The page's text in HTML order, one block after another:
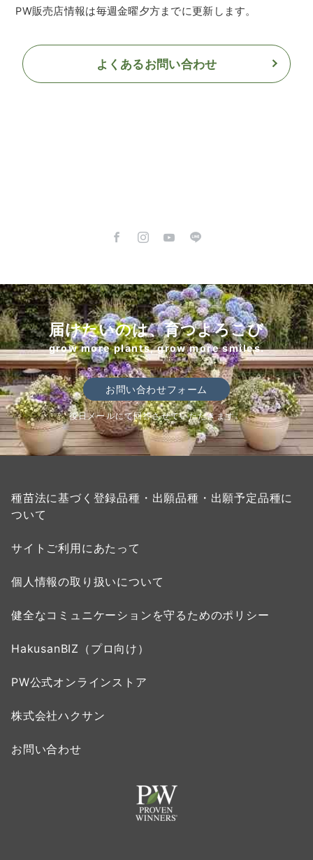
PW販売店情報は毎週金曜夕方までに更新します。
よくあるお問い合わせ
届けたいのは、育つよろこび
grow more plants, grow more smiles.
お問い合わせフォーム
後日メールにて回答させていただきます。
種苗法に基づく登録品種・出願品種・出願予定品種に
ついて
サイトご利用にあたって
個人情報の取り扱いについて
健全なコミュニケーションを守るためのポリシー
HakusanBIZ（プロ向け）
PW公式オンラインストア
株式会社ハクサン
お問い合わせ